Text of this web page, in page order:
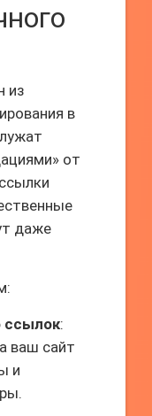
из
в
от
даже
ссылок:
ваш сайт
и